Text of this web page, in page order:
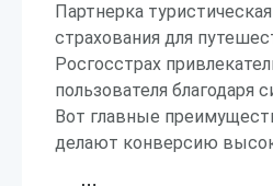
Партнерка
страхования для
Росгосстрах
пользователя благодаря
Вот главные
делают конверсию